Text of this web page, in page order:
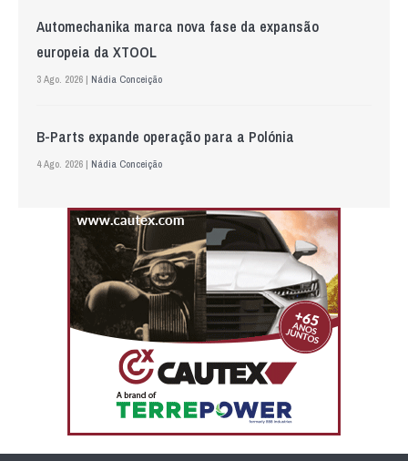
Automechanika marca nova fase da expansão
europeia da XTOOL
3 Ago. 2026 | Nádia Conceição
B-Parts expande operação para a Polónia
4 Ago. 2026 | Nádia Conceição